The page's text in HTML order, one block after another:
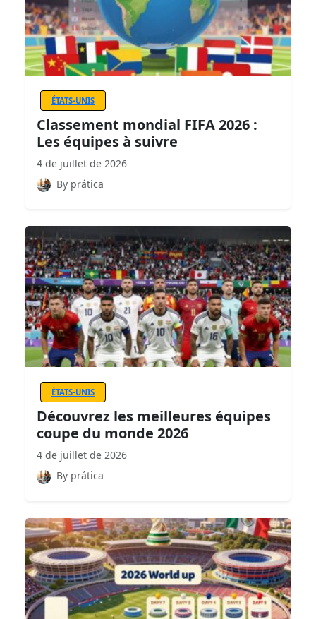
ÉTATS-UNIS
Classement mondial FIFA 2026 :
Les équipes à suivre
4 de juillet de 2026
By prática
ÉTATS-UNIS
Découvrez les meilleures équipes
coupe du monde 2026
4 de juillet de 2026
By prática